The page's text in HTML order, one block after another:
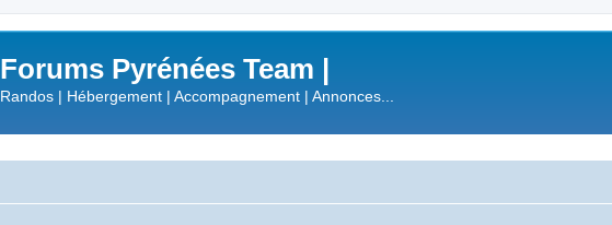
Forums Pyrénées Team |
Randos | Hébergement | Accompagnement | Annonces...